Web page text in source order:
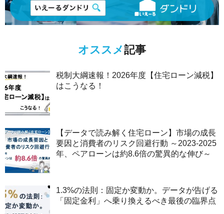
オススメ記事
税制大綱速報！2026年度【住宅ローン減税】
はこうなる！
【データで読み解く住宅ローン】市場の成長
要因と消費者のリスク回避行動 ～2023-2025
年、ペアローンは約8.6倍の驚異的な伸び～
1.3%の法則：固定か変動か。データが告げる
「固定金利」へ乗り換えるべき最後の臨界点